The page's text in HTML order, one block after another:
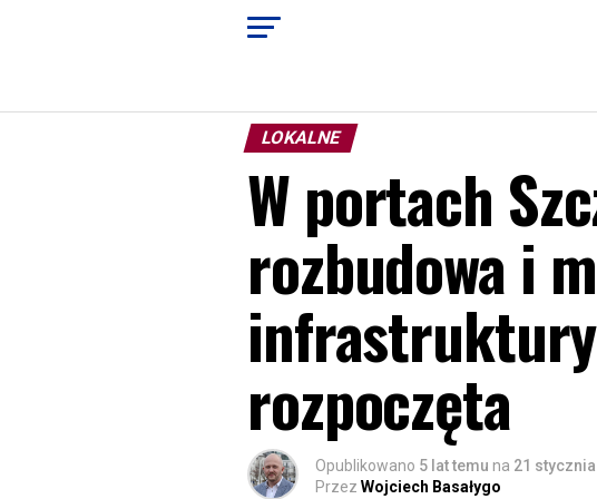
LOKALNE
W portach
rozbudowa i
rozpoczęta
Opublikowano 5 lat temu na 21
Przez Wojciech Basałygo